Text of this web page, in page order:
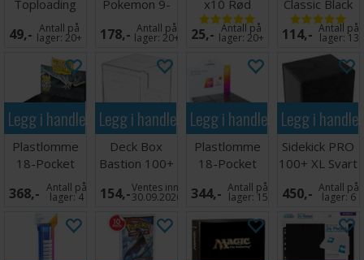
Toploading
Exoshields -
25 stk
49,- Antall på
lager:20+
Pokemon 9-
Pocket Mega
Charizard XY
178,- Antall på
lager:20+
x10 Rød
25,- Antall på
lager:20+
Classic Black
x100 - 63x88
m/box
114,- Antall på
lager: 13
Legg i handlekurven
Plastlomme
18-Pocket
SideLoad
Svart x 50
368,- Antall på
lager:4
Legg i handlekurven
Deck Box
Bastion 100+
XL Clear
154,-Ventes inn
30.09.2026
Legg i handlekurven
Plastlomme
18-Pocket
Side Load
Svart x50
344,- Antall på
lager: 15
Legg i
Sidekick PRO
100+ XL Svart
450,- Antall på
lager:6